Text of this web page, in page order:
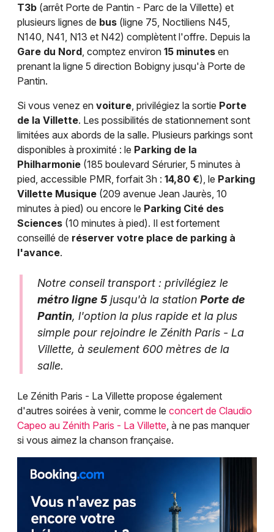
T3b (arrêt Porte de Pantin - Parc de la Villette) et
plusieurs lignes de bus (ligne 75, Noctiliens N45,
N140, N41, N13 et N42) complètent l'offre. Depuis la
Gare du Nord, comptez environ 15 minutes en
prenant la ligne 5 direction Bobigny jusqu'à Porte de
Pantin.
Si vous venez en voiture, privilégiez la sortie Porte
de la Villette. Les possibilités de stationnement sont
limitées aux abords de la salle. Plusieurs parkings sont
disponibles à proximité : le Parking de la
Philharmonie (185 boulevard Sérurier, 5 minutes à
pied, accessible PMR, forfait 3h : 14,80 €), le Parking
Villette Musique (209 avenue Jean Jaurès, 10
minutes à pied) ou encore le Parking Cité des
Sciences (10 minutes à pied). Il est fortement
conseillé de réserver votre place de parking à
l'avance.
Notre conseil transport : privilégiez le
métro ligne 5 jusqu'à la station Porte de
Pantin, l'option la plus rapide et la plus
simple pour rejoindre le Zénith Paris - La
Villette, à seulement 600 mètres de la
salle.
Le Zénith Paris - La Villette propose également
d'autres soirées à venir, comme le concert de Claudio
Capeo au Zénith Paris - La Villette, à ne pas manquer
si vous aimez la chanson française.